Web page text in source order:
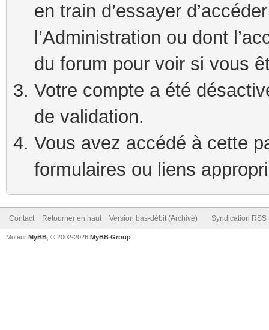
en train d’essayer
l’Administration ou dont
du forum pour voir si vous
Votre compte a été
de validation.
Vous avez accédé à cette
formulaires ou liens
Contact Retourner en haut Version bas-débit (Archivé) Syndication RSS
Moteur MyBB , © 2002-2026 MyBB Group